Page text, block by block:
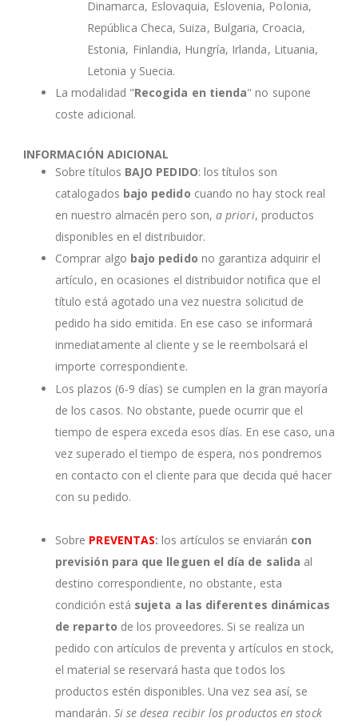
Dinamarca, Eslovaquia, Eslovenia, Polonia,
República Checa, Suiza, Bulgaria, Croacia,
Estonia, Finlandia, Hungría, Irlanda, Lituania,
Letonia y Suecia.
La modalidad "Recogida en tienda" no supone
coste adicional.
INFORMACIÓN ADICIONAL
Sobre títulos BAJO PEDIDO: los títulos son
catalogados bajo pedido cuando no hay stock real
en nuestro almacén pero son,a priori, productos
disponibles en el distribuidor.
Comprar algo bajo pedido no garantiza adquirir el
artículo, en ocasiones el distribuidor notifica que el
título está agotado una vez nuestra solicitud de
pedido ha sido emitida. En ese caso se informará
inmediatamente al cliente y se le reembolsará el
importe correspondiente.
Los plazos (6-9 días) se cumplen en la gran mayoría
de los casos. No obstante, puede ocurrir que el
tiempo de espera exceda esos días. En ese caso, una
vez superado el tiempo de espera, nos pondremos
en contacto con el cliente para que decida qué hacer
con su pedido.
Sobre PREVENTAS:los artículos se enviarán con
previsión para que lleguen el día de salida al
destino correspondiente, no obstante, esta
condición está sujeta a las diferentes dinámicas
de reparto de los proveedores. Si se realiza un
pedido con artículos de preventa y artículos en stock,
el material se reservará hasta que todos los
productos estén disponibles. Una vez sea así, se
mandarán. Si se desea recibir los productos en stock